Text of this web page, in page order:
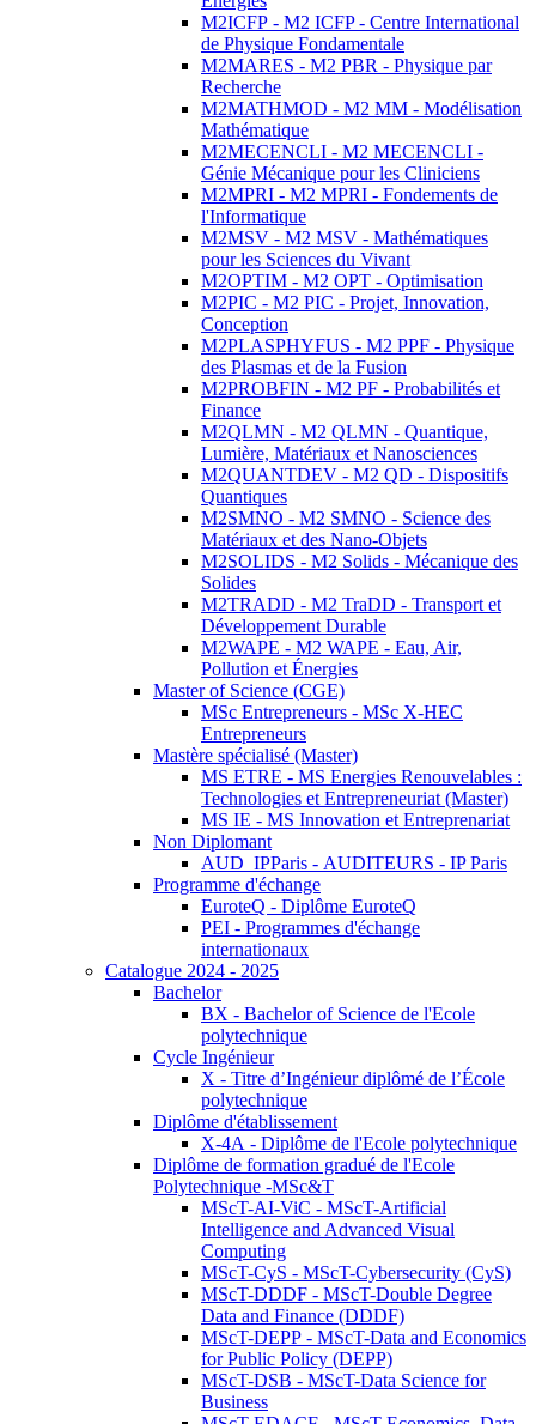
M2ICFP - M2 ICFP - Centre International
de Physique Fondamentale
M2MARES - M2 PBR - Physique par
Recherche
M2MATHMOD - M2 MM - Modélisation
Mathématique
M2MECENCLI - M2 MECENCLI -
Génie Mécanique pour les Cliniciens
M2MPRI - M2 MPRI - Fondements de
l'Informatique
M2MSV - M2 MSV - Mathématiques
pour les Sciences du Vivant
M2OPTIM - M2 OPT - Optimisation
M2PIC - M2 PIC - Projet, Innovation,
Conception
M2PLASPHYFUS - M2 PPF - Physique
des Plasmas et de la Fusion
M2PROBFIN - M2 PF - Probabilités et
Finance
M2QLMN - M2 QLMN - Quantique,
Lumière, Matériaux et Nanosciences
M2QUANTDEV - M2 QD - Dispositifs
Quantiques
M2SMNO - M2 SMNO - Science des
Matériaux et des Nano-Objets
M2SOLIDS - M2 Solids - Mécanique des
Solides
M2TRADD - M2 TraDD - Transport et
Développement Durable
M2WAPE - M2 WAPE - Eau, Air,
Pollution et Énergies
Master of Science (CGE)
MSc Entrepreneurs - MSc X-HEC
Entrepreneurs
Mastère spécialisé (Master)
MS ETRE - MS Energies Renouvelables :
Technologies et Entrepreneuriat (Master)
MS IE - MS Innovation et Entreprenariat
Non Diplomant
AUD_IPParis - AUDITEURS - IP Paris
Programme d'échange
EuroteQ - Diplôme EuroteQ
PEI - Programmes d'échange
internationaux
Catalogue 2024 - 2025
Bachelor
BX - Bachelor of Science de l'Ecole
polytechnique
Cycle Ingénieur
X - Titre d’Ingénieur diplômé de l’École
polytechnique
Diplôme d'établissement
X-4A - Diplôme de l'Ecole polytechnique
Diplôme de formation gradué de l'Ecole
Polytechnique -MSc&T
MScT-AI-ViC - MScT-Artificial
Intelligence and Advanced Visual
Computing
MScT-CyS - MScT-Cybersecurity (CyS)
MScT-DDDF - MScT-Double Degree
Data and Finance (DDDF)
MScT-DEPP - MScT-Data and Economics
for Public Policy (DEPP)
MScT-DSB - MScT-Data Science for
Business